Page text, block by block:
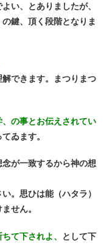
い、とありましたが、
鍵、頂く段階となりま
できます。まつりまつ
の事とお伝えされてい
ゐます。
が一致するから神の想
。思ひは能（ハタラ）
せん。
て下されよ、
として下